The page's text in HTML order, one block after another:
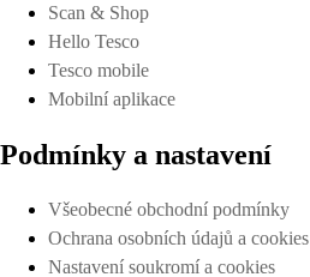
Scan & Shop
Hello Tesco
Tesco mobile
Mobilní aplikace
Podmínky a nastavení
Všeobecné obchodní podmínky
Ochrana osobních údajů a cookies
Nastavení soukromí a cookies